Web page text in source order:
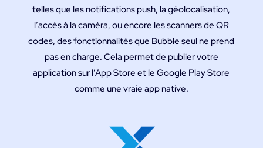
telles que les notifications push, la géolocalisation,
l’accès à la caméra, ou encore les scanners de QR
codes, des fonctionnalités que Bubble seul ne prend
pas en charge. Cela permet de publier votre
application sur l’App Store et le Google Play Store
comme une vraie app native.